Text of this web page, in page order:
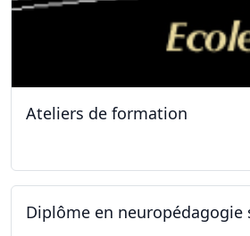
Ateliers de formation
Diplôme en neuropédagogie